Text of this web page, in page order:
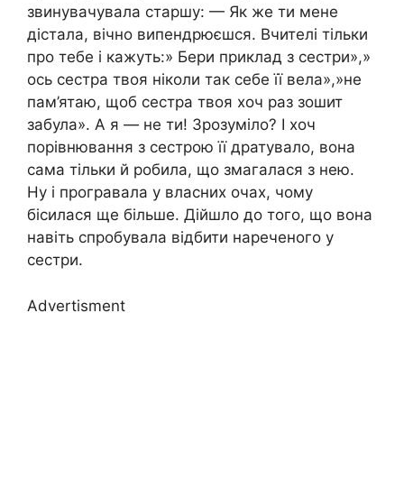
звинувачувала старшу: — Як же ти мене
дістала, вічно випендрюєшся. Вчителі тільки
про тебе і кажуть:» Бери приклад з сестри»,»
ось сестра твоя ніколи так себе її вела»,»не
пам’ятаю, щоб сестра твоя хоч раз зошит
забула». А я — не ти! Зрозуміло? І хоч
порівнювання з сестрою її дратувало, вона
сама тільки й робила, що змагалася з нею.
Ну і програвала у власних очах, чому
бісилася ще більше. Дійшло до того, що вона
навіть спробувала відбити нареченого у
сестри.
Advertisment